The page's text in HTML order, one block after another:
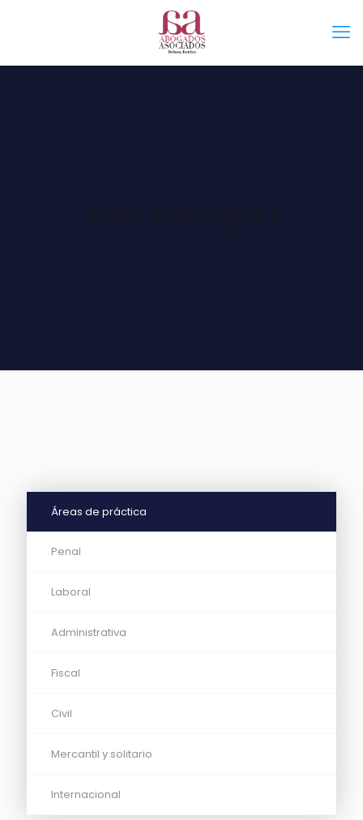
Áreas de práctica
Penal
Laboral
Administrativa
Fiscal
Civil
Mercantil y solitario
Internacional